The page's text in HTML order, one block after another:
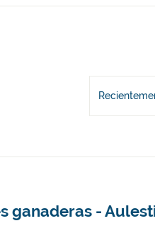
ganaderas -